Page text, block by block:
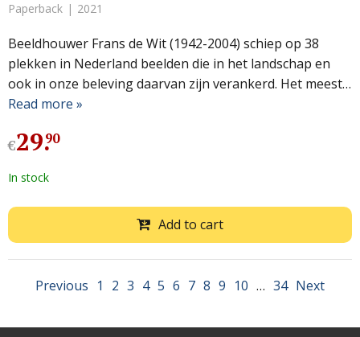
Paperback 2021
Beeldhouwer Frans de Wit (1942-2004) schiep op 38
plekken in Nederland beelden die in het landschap en
ook in onze beleving daarvan zijn verankerd. Het meest…
Read more »
€29.
90
In stock
Add to cart
Previous 1 2 3 4 5 6 7 8 9 10 … 34 Next